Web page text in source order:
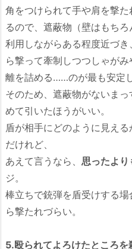
角をつけられて手や肩を撃
るので、遮蔽物（壁はもち
利用しながらある程度近づ
ら撃って牽制しつつしゃが
離を詰める……のが最も安定
そのため、遮蔽物がないま
めて引いたほうがいい。
盾が相手にどのように見え
だけれど、
あえて言うなら、 思ったより
ジ。
棒立ちで銃弾を盾受けする
ら撃たれづらい。
5.殴られてよろけたところを